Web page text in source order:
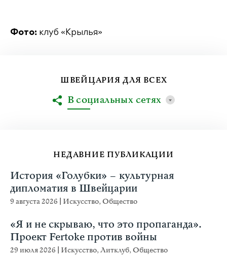
Фото: клуб «Крылья»
НЕДАВНИЕ ПУБЛИКАЦИИ
История «Голубки» – культурная
дипломатия в Швейцарии
9 августа 2026 Искусство,Общество
«Я и не скрываю, что это пропаганда».
Проект Fertoke против войны
29 июля 2026 Искусство,Литклуб,Общество
ШВЕЙЦАРИЯ ДЛЯ ВСЕХ
В социальных сетях